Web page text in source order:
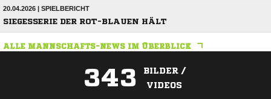
20.04.2026 | SPIELBERICHT
SIEGESSERIE DER ROT-BLAUEN HÄLT
ALLE MANNSCHAFTS-NEWS IM ÜBERBLICK
343
BILDER /
VIDEOS